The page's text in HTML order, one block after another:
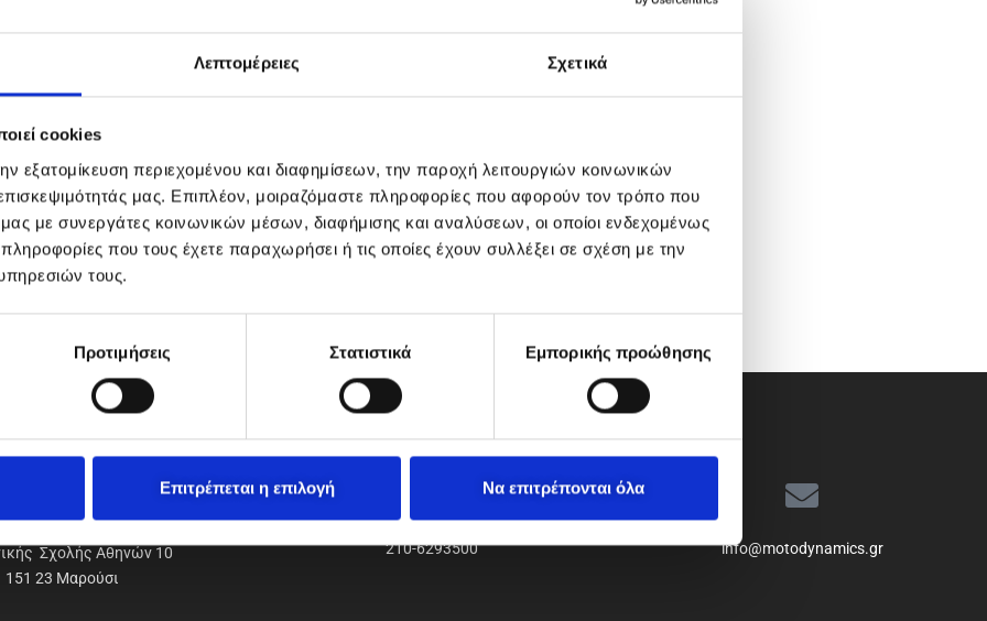
Λεπτομέρειες Σχετικά
cookies
εξατομίκευση περιεχομένου και διαφημίσεων, την παροχή λειτουργιών κοινωνικών
μας. Επιπλέον, μοιραζόμαστε πληροφορίες που αφορούν τον τρόπο που
μας με συνεργάτες κοινωνικών μέσων, διαφήμισης και αναλύσεων, οι οποίοι ενδεχομένως
που τους έχετε παραχωρήσει ή τις οποίες έχουν συλλέξει σε σχέση με την
τους.
Προτιμήσεις Στατιστικά Εμπορικής προώθησης
Επιτρέπεται η επιλογή Να επιτρέπονται όλα
Α.Ε.Ε.
Σχολής Αθηνών 10
151 23 Μαρούσι
210-6293500 info@motodynamics.gr